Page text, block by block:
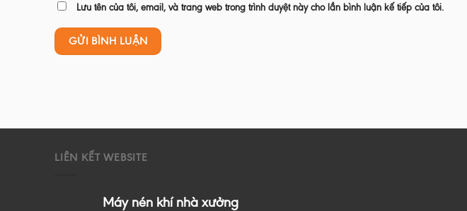
Lưu tên của tôi, email, và trang web trong trình duyệt này cho lần bình luận kế tiếp của tôi.
LIÊN KẾT WEBSITE
Máy nén khí nhà xưởng